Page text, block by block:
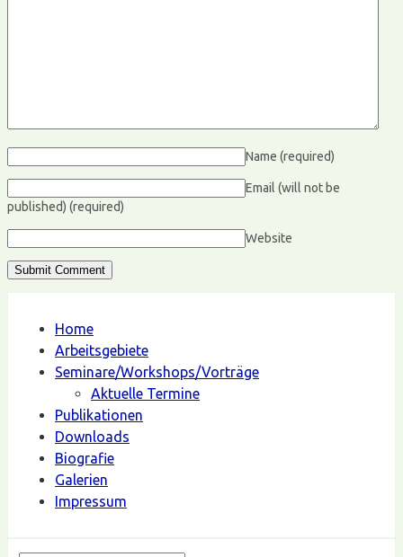
Name (required)
Email (will not be
published) (required)
Website
Home
Arbeitsgebiete
Seminare/Workshops/Vorträge
Aktuelle Termine
Publikationen
Downloads
Biografie
Galerien
Impressum